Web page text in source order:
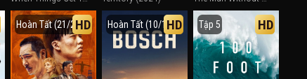
Hoàn Tất (21/21)HD Hoàn Tất (10/10)HD Tập 5 HD